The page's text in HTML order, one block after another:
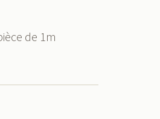
de 1m